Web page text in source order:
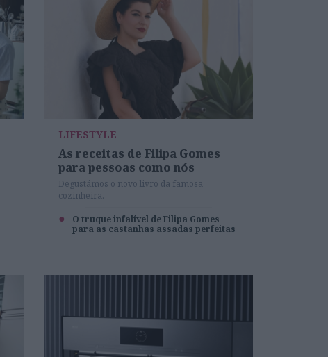
LIFESTYLE
As receitas de Filipa Gomes
para pessoas como nós
Degustámos o novo livro da famosa
cozinheira.
O truque infalível de Filipa Gomes
para as castanhas assadas perfeitas